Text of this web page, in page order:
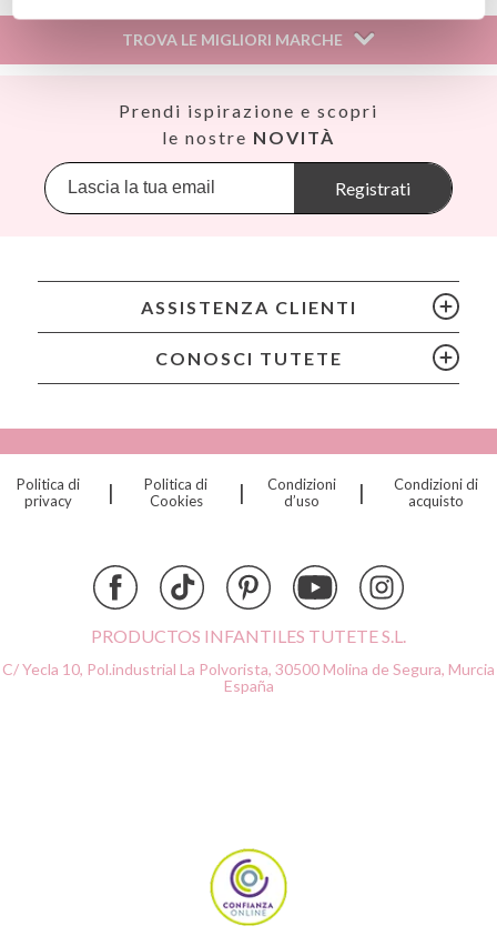
los requisitos y regulaciones de acuerdo con la legislación
sobre Seguridad General de Productos (GPSR).
30500, Molina de Segura, Murcia
dpd@tutete.com
TROVA LE MIGLIORI MARCHE
Banwood
BIBS
Cristina de Jos'h
Djeco
Prendi ispirazione e scopri
le nostre NOVITÀ
Registrati
ASSISTENZA CLIENTI
CONOSCI TUTETE
Politica di
privacy
|
Politica di
Cookies
|
Condizioni
d’uso
|
Condizioni di
acquisto
PRODUCTOS INFANTILES TUTETE S.L.
C/ Yecla 10, Pol.industrial La Polvorista, 30500 Molina de Segura, Murcia
España